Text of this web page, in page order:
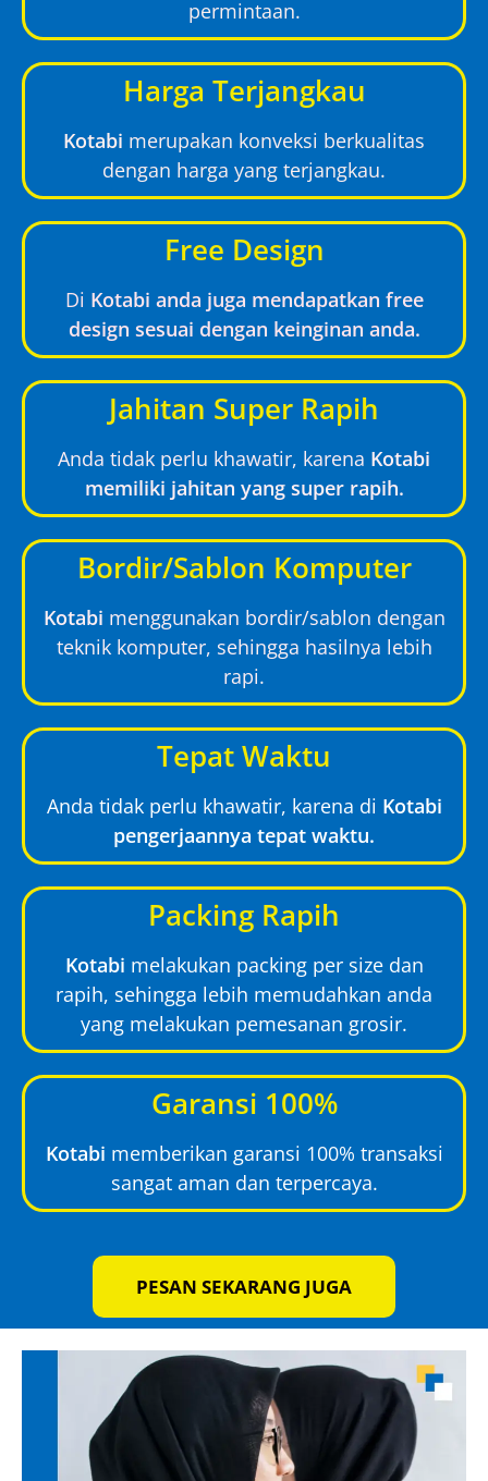
permintaan.
Harga Terjangkau
Kotabi merupakan konveksi berkualitas
dengan harga yang terjangkau.
Free Design
Di Kotabi anda juga mendapatkan free
design sesuai dengan keinginan anda.
Jahitan Super Rapih
Anda tidak perlu khawatir, karena Kotabi
memiliki jahitan yang super rapih.
Bordir/Sablon Komputer
Kotabi menggunakan bordir/sablon dengan
teknik komputer, sehingga hasilnya lebih
rapi.
Tepat Waktu
Anda tidak perlu khawatir, karena di Kotabi
pengerjaannya tepat waktu.
Packing Rapih
Kotabi melakukan packing per size dan
rapih, sehingga lebih memudahkan anda
yang melakukan pemesanan grosir.
Garansi 100%
Kotabi memberikan garansi 100% transaksi
sangat aman dan terpercaya.
PESAN SEKARANG JUGA